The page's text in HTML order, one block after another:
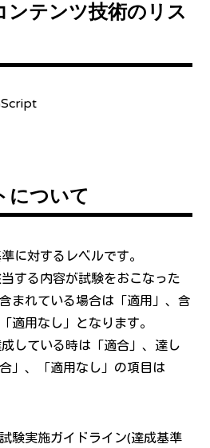
ンテンツ技術のリス
について
に対するレベルです。
する内容が試験をおこなった
まれている場合は「適用」、含
適用なし」となります。
している時は「適合」、達し
」、「適用なし」の項目は
実施ガイドライン(達成基準